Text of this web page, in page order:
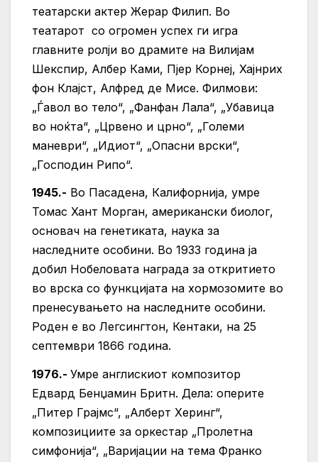
театарски актер Жерар Филип. Во
театарот со огромен успех ги игра
главните ролји во драмите на Вилијам
Шекспир, Албер Ками, Пјер Корнеј, Хајнрих
фон Клајст, Алфред де Мисе. Филмови:
„Ѓавол во тело“, „Фанфан Лала“, „Убавица
во ноќта“, „Црвено и црно“, „Големи
маневри“, „Идиот“, „Опасни врски“,
„Господин Рипо“.
1945.- Во Пасадена, Калифорнија, умре
Томас Хант Морган, американски биолог,
основач на генетиката, наука за
наследните особини. Во 1933 година ја
добил Нобеловата награда за откритието
во врска со функцијата на хормозомите во
пренесувањето на наследните особини.
Роден е во Легсингтон, Кентаки, на 25
септември 1866 година.
1976.- Умре англискиот композитор
Едвард Бенџамин Бритн. Дела: оперите
„Питер Грајмс“, „Алберт Херинг“,
композициите за оркестар „Пролетна
симфонија“, „Варијации на тема Франко